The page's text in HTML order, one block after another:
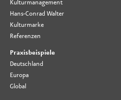
Kulturmanagement
Hans-Conrad Walter
Kulturmarke
Referenzen
Praxisbeispiele
Deutschland
Europa
Global